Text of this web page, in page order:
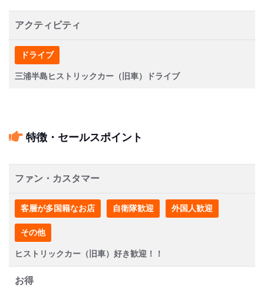
アクティビティ
ドライブ
三浦半島ヒストリックカー（旧車）ドライブ
特徴・セールスポイント
ファン・カスタマー
客層が多国籍なお店 自衛隊歓迎 外国人歓迎
その他
ヒストリックカー（旧車）好き歓迎！！
お得